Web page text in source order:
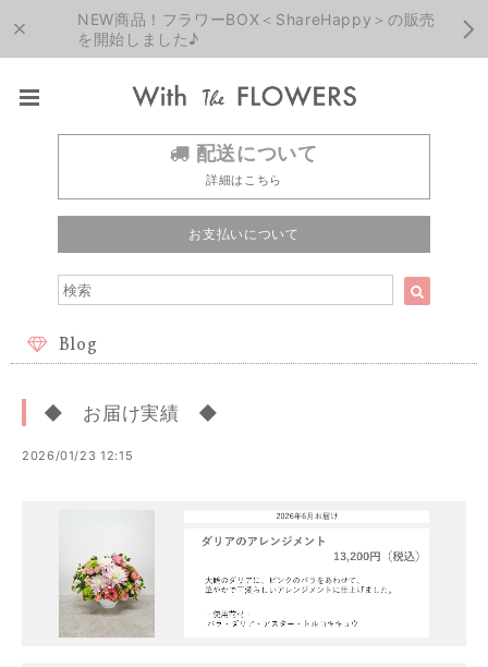
NEW商品！フラワーBOX＜ShareHappy＞の販売
を開始しました♪
配送について
詳細はこちら
お支払いについて
Blog
◆ お届け実績 ◆
2026/01/23 12:15